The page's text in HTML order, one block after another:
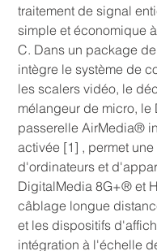
traitement de signal
simple et économique
C. Dans un package
intègre le système de
les scalers vidéo, le
mélangeur de micro, le
passerelle AirMedia®
activée [1] , permet
d'ordinateurs et
DigitalMedia 8G+® et
câblage longue
et les dispositifs
intégration à l'échelle